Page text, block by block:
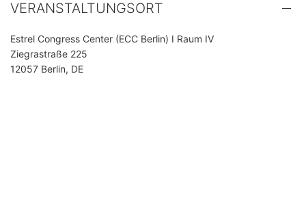
VERANSTALTUNGSORT
Estrel Congress Center (ECC Berlin) I Raum IV
Ziegrastraße 225
12057 Berlin, DE